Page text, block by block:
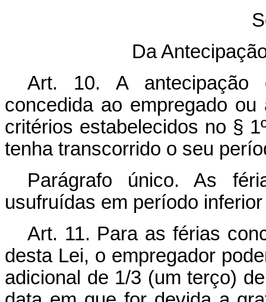
Da
Art. 10. A antecipação
concedida ao empregado
critérios estabelecidos no §
tenha transcorrido o seu
Parágrafo único. As
usufruídas em período
Art. 11. Para as férias
desta Lei, o empregador
adicional de 1/3 (um terço)